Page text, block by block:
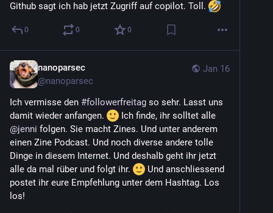
Github sagt ich hab jetzt Zugriff auf copilot. Toll.
0 0 0
Jan 16
nanoparsec
@nanoparsec
Ich vermisse den #followerfreitag so sehr. Lasst uns
damit wieder anfangen.
@jenni folgen. Sie macht Zines. Und unter anderem
einen Zine Podcast. Und noch diverse andere tolle
Dinge in diesem Internet. Und deshalb geht ihr jetzt
alle da mal rüber und folgt ihr.
Und anschliessend
postet ihr eure Empfehlung unter dem Hashtag. Los
los!